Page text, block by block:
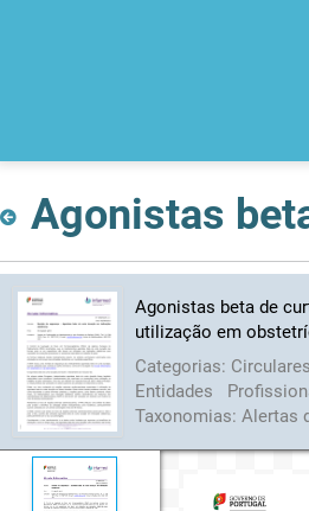
Agonistas beta de
utilização em
Categorias: Circulares
Entidades
Taxonomias: Alertas